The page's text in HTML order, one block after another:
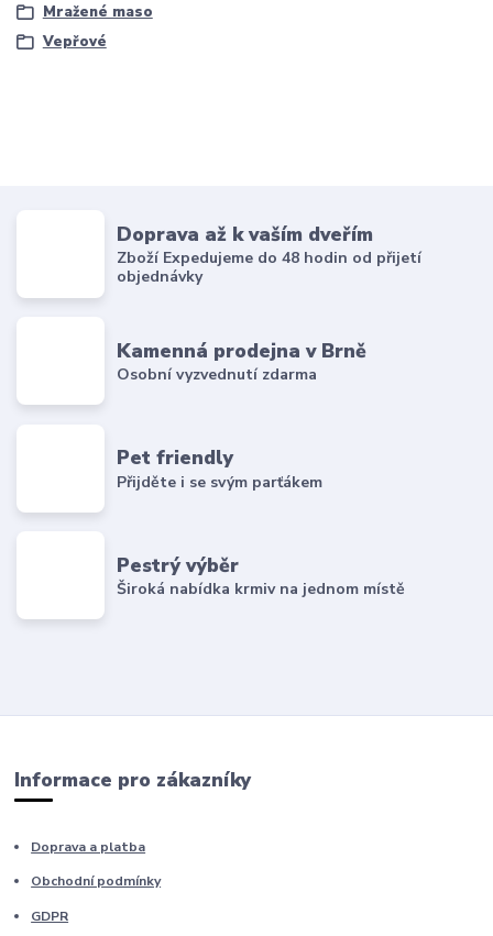
Mražené maso
Vepřové
Doprava až k vaším dveřím
Zboží Expedujeme do 48 hodin od přijetí
objednávky
Kamenná prodejna v Brně
Osobní vyzvednutí zdarma
Pet friendly
Přijděte i se svým parťákem
Pestrý výběr
Široká nabídka krmiv na jednom místě
Informace pro zákazníky
Doprava a platba
Obchodní podmínky
GDPR